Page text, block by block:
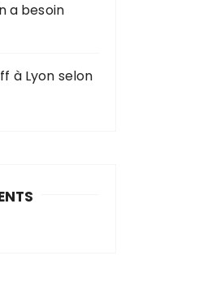
a besoin
à Lyon selon